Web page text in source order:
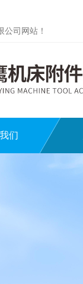
司网站！
们